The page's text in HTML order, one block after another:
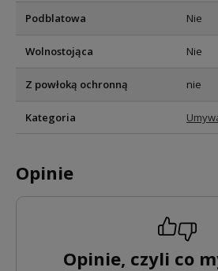
Podblatowa Nie
Wolnostojąca Nie
Z powłoką ochronną nie
Kategoria
Opinie
Opinie, czyli co